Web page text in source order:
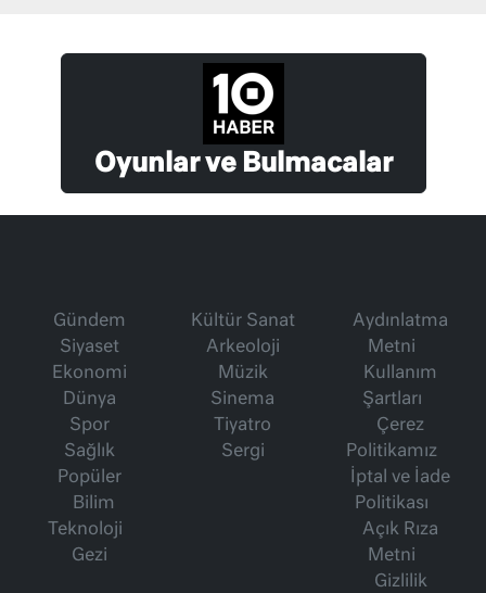
Oyunlar ve Bulmacalar
Gündem
Siyaset
Ekonomi
Dünya
Spor
Sağlık
Popüler
Bilim
Teknoloji
Gezi
Kültür Sanat
Arkeoloji
Müzik
Sinema
Tiyatro
Sergi
Aydınlatma
Metni
Kullanım
Şartları
Çerez
Politikamız
İptal ve İade
Politikası
Açık Rıza
Metni
Gizlilik